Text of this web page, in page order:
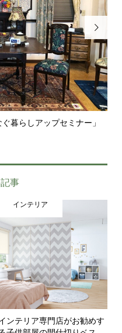
ィーク家具｜一脚のチェア

事
インテリア
ンテリア専門店がお勧めす